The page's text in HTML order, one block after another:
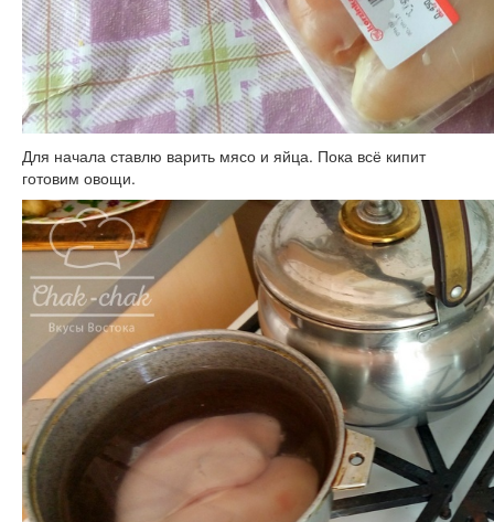
Для начала ставлю варить мясо и яйца. Пока всё кипит
готовим овощи.